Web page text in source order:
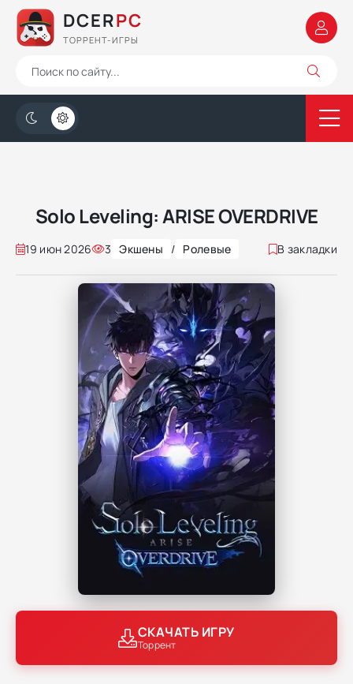
DCERPC
ТОРРЕНТ-ИГРЫ
Solo Leveling: ARISE OVERDRIVE
19 июн 2026 3 Экшены / Ролевые В закладки
СКАЧАТЬ ИГРУ
Торрент